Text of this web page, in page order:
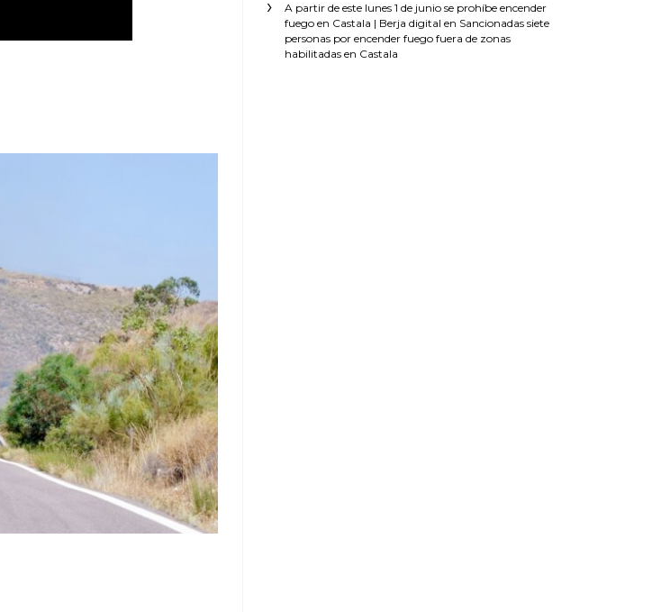
A partir de este lunes 1 de junio se prohíbe encender
fuego en Castala | Berja digital en Sancionadas siete
personas por encender fuego fuera de zonas
habilitadas en Castala